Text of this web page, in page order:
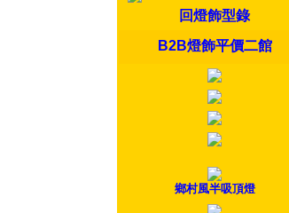
回燈飾型錄
B2B燈飾平價二館
鄉村風半吸頂燈